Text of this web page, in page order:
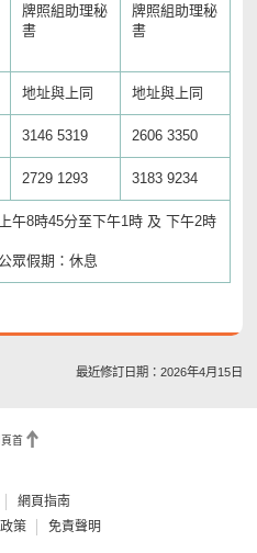
牌照組助理秘
書
牌照組助理秘
書
地址與上同 地址與上同
3146 5319 2606 3350
2729 1293 3183 9234
午8時45分至下午1時 及 下午2時
眾假期：休息
最近修訂日期：2026年4月15日
頁首
網頁指南
策 免責聲明